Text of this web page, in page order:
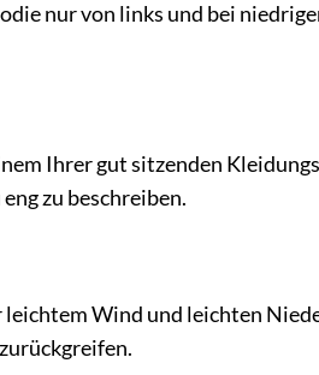
nur von links und bei
Ihrer gut sitzenden
zu beschreiben.
Wind und leichten